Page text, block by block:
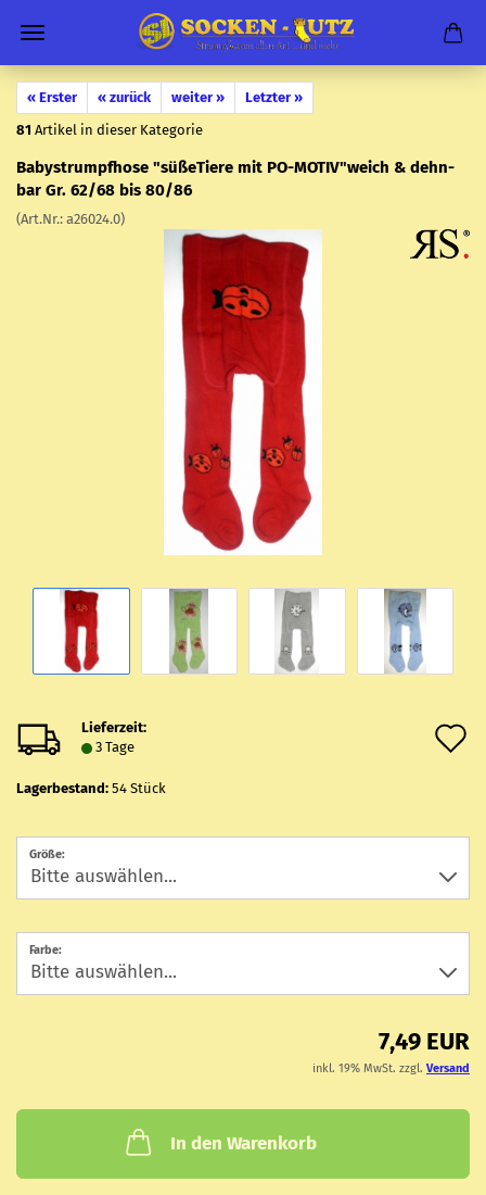
« Erster « zurück weiter »
Letzter »
81 Artikel in dieser Kategorie
Ba­by­strumpf­ho­se "sü­ße­Tie­re mit PO-​MOTIV"weich & dehn­
bar Gr. 62/68 bis 80/86
(Art.Nr.: a26024.0)
Lieferzeit:
3 Tage
Lagerbestand: 54 Stück
Größe:
Farbe:
7,49 EUR
inkl. 19% MwSt. zzgl. Versand
In den Warenkorb